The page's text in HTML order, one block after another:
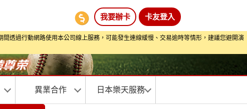
卡友登入
我要辦卡
透過行動網路使用本公司線上服務，可能發生連線緩慢、交易逾時等情形，建議您避開演
異業合作 日本樂天服務